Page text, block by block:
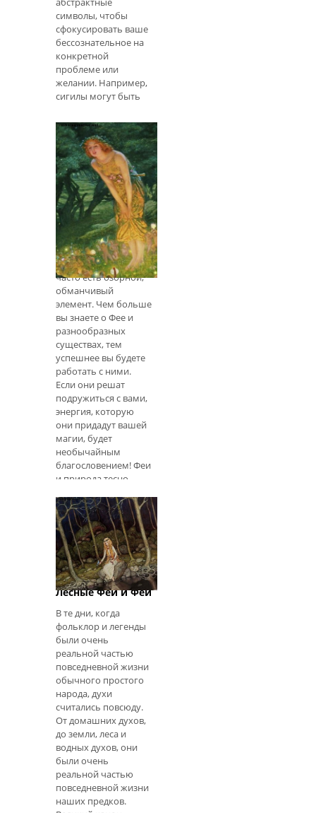
символы, чтобы
сфокусировать ваше
бессознательное на
конкретной
проблеме или
желании. Например,
сигилы могут быть
того, чтобы помочь
вам обрести
уверенность,
защитить или
привлечь к вам
деньги. Они не
должны быть
сложными или очень
художественными,
Как привлечь фей
Знакомство с
честными людьми
Не все Феи милые и
добрые - среди них
часто есть озорной,
обманчивый
элемент. Чем больше
вы знаете о Фее и
разнообразных
существах, тем
успешнее вы будете
работать с ними.
Если они решат
подружиться с вами,
энергия, которую
они придадут вашей
магии, будет
необычайным
благословением! Феи
и природа тесно
являются частью
Духи Природы:
Лесные Феи и Феи
В те дни, когда
фольклор и легенды
были очень
реальной частью
повседневной жизни
обычного простого
народа, духи
считались повсюду.
От домашних духов,
до земли, леса и
водных духов, они
были очень
реальной частью
повседневной жизни
наших предков.